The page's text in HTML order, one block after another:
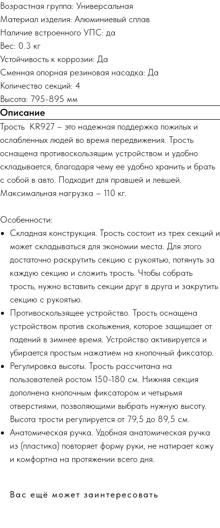
Возрастная группа: Универсальная
Материал изделия: Алюминиевый сплав
Наличие встроенного УПС: да
Вес: 0.3 кг
Устойчивость к коррозии: Да
Сменная опорная резиновая насадка: Да
Количество секций: 4
Высота: 795-895 мм
Описание
Трость KR927 – это надежная поддержка пожилых и
ослабленных людей во время передвижения. Трость
оснащена противоскользящим устройством и удобно
складывается, благодаря чему ее удобно хранить и брать
с собой в авто. Подходит для правшей и левшей.
Максимальная нагрузка – 110 кг.
Особенности:
Складная конструкция. Трость состоит из трех секций и
может складываться для экономии места. Для этого
достаточно раскрутить секцию с рукоятью, потянуть за
каждую секцию и сложить трость. Чтобы собрать
трость, нужно вставить секции друг в друга и закрутить
секцию с рукоятью.
Противоскользящее устройство. Трость оснащена
устройством против скольжения, которое защищает от
падений в зимнее время. Устройство активируется и
убирается простым нажатием на кнопочный фиксатор.
Регулировка высоты. Трость рассчитана на
пользователей ростом 150-180 см. Нижняя секция
дополнена кнопочным фиксатором и четырьмя
отверстиями, позволяющими выбрать нужную высоту.
Высота трости регулируется от 79,5 до 89,5 см.
Анатомическая ручка. Удобная анатомическая ручка
из (пластика) повторяет форму руки, не натирает кожу
и комфортна на протяжении всего дня.
Вас ещё может заинтересовать